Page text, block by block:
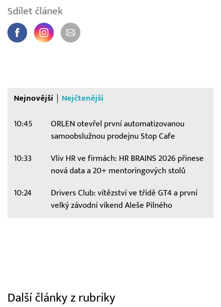
Sdílet článek
Nejnovější Nejčtenější
10:45
ORLEN otevřel první automatizovanou
samoobslužnou prodejnu Stop Cafe
10:33
Vliv HR ve firmách: HR BRAINS 2026 přinese
nová data a 20+ mentoringových stolů
10:24
Drivers Club: vítězství ve třídě GT4 a první
velký závodní víkend Aleše Pilného
Další články z rubriky